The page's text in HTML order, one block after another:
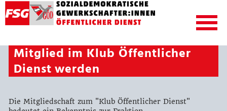
Mitglied im Klub Öffentlicher
Dienst werden
Die Mitgliedschaft zum "Klub Öffentlicher Dienst"